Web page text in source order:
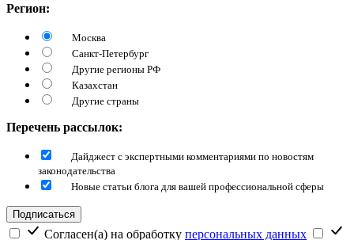
Регион:
Москва
Санкт-Петербург
Другие регионы РФ
Казахстан
Другие страны
Перечень рассылок:
Дайджест с экспертными комментариями по новостям
законодательства
Новые статьи блога для вашей профессиональной сферы
Подписаться
Согласен(а) на обработку персональных данных